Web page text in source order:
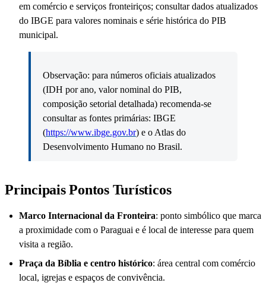
em comércio e serviços fronteiriços; consultar dados atualizados
do IBGE para valores nominais e série histórica do PIB
municipal.
Observação: para números oficiais atualizados
(IDH por ano, valor nominal do PIB,
composição setorial detalhada) recomenda-se
consultar as fontes primárias: IBGE
(https://www.ibge.gov.br) e o Atlas do
Desenvolvimento Humano no Brasil.
Principais Pontos Turísticos
Marco Internacional da Fronteira: ponto simbólico que marca
a proximidade com o Paraguai e é local de interesse para quem
visita a região.
Praça da Bíblia e centro histórico: área central com comércio
local, igrejas e espaços de convivência.